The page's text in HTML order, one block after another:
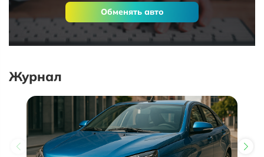
Обменять авто
Журнал